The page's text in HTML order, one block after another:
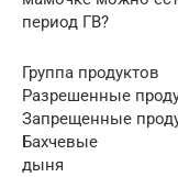
период ГВ?
Группа продуктов
Разрешенные
Запрещенные
Бахчевые
дыня